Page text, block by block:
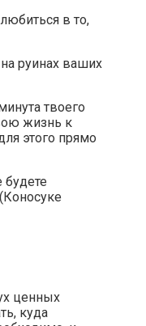
в то,
руинах ваших
твоего
жизнь к
этого прямо
будете
ценных
куда